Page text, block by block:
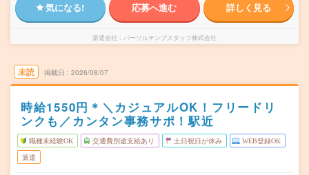
気になる! 応募へ進む 詳しく見る
派遣会社 パーソルテンプスタッフ株式会社
未読 掲載日 2026/08/07
時給1550円＊＼カジュアルOK！フリードリ
ンクも／カンタン事務サポ！駅近
職種未経験OK 交通費別途支給あり 土日祝日が休み WEB登録OK
派遣